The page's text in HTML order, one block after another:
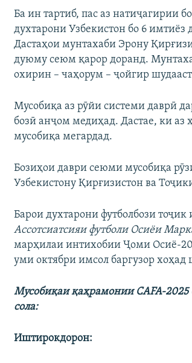
Ба ин тартиб, пас аз натиҷагирии
духтарони Узбекистон бо 6 имтиёз
Дастаҳои мунтахаби Эрону
дуюму сеюм қарор доранд.
охирин – чаҳорум – ҷойгир
Мусобиқа аз рӯйи системи даврӣ
бозӣ анҷом медиҳад. Дастае, ки аз
мусобиқа мегардад.
Бозиҳои даври сеюми мусобиқа
Узбекистону Қирғизистон ва
Барои духтарони футболбози
Ассотсиатсияи футболи Осиёи
марҳилаи интихобии Ҷоми Осиё-
уми октябри имсол баргузор хоҳад
Мусобиқаи қаҳрамонии CAFA-2025
сола:
Иштирокдорон: